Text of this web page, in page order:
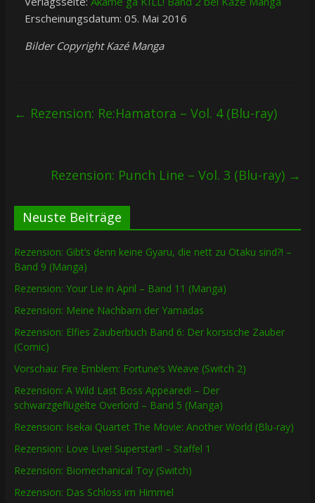
Erscheinungsdatum: 05. Mai 2016
Bilder Copyright Kazé Manga
← Rezension: Re:Hamatora – Vol. 4 (Blu-ray)
Rezension: Punch Line – Vol. 3 (Blu-ray) →
Neuste Beiträge
Rezension: Gibt’s denn keine Gyaru, die nett zu Otaku sind?! –
Band 9 (Manga)
Rezension: Your Lie in April – Band 11 (Manga)
Rezension: Meine Nachbarn der Yamadas
Rezension: Elfies Zauberbuch Band 6: Der korsische Zauber
(Comic)
Vorschau: Fire Emblem: Fortune’s Weave (Switch 2)
Rezension: A Wild Last Boss Appeared! – Der
schwarzgeflügelte Overlord – Band 5 (Manga)
Rezension: Isekai Quartet The Movie: Another World (Blu-ray)
Rezension: Love Live! Superstar!! – Staffel 1
Rezension: Biomechanical Toy (Switch)
Rezension: Das Schloss im Himmel